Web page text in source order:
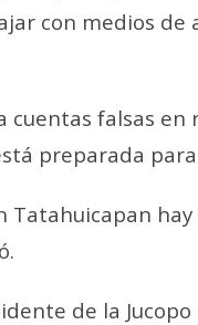
con medios de
cuentas falsas
preparada
Tatahuicapan
de la